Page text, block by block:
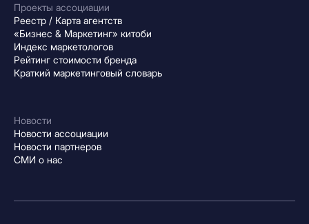
Проекты ассоциации
Реестр / Карта агентств
«Бизнес & Маркетинг» китоби
Индекс маркетологов
Рейтинг стоимости бренда
Краткий маркетинговый словарь
Новости
Новости ассоциации
Новости партнеров
СМИ о нас